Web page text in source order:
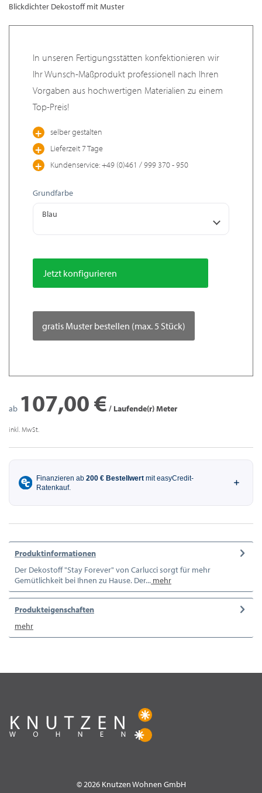
Blickdichter Dekostoff mit Muster
In unseren Fertigungsstätten konfektionieren wir
Ihr Wunsch-Maßprodukt professionell nach Ihren
Vorgaben aus hochwertigen Materialien zu einem
Top-Preis!
selber gestalten
Lieferzeit 7 Tage
Kundenservice: +49 (0)461 / 999 370 - 950
Grundfarbe
Blau
Jetzt konfigurieren
gratis Muster bestellen (max. 5 Stück)
ab 107,00 € / Laufende(r) Meter
inkl. MwSt.
Produktinformationen
Der Dekostoff "Stay Forever" von Carlucci sorgt für mehr
Gemütlichkeit bei Ihnen zu Hause. Der... mehr
Produkteigenschaften
mehr
© 2026 Knutzen Wohnen GmbH